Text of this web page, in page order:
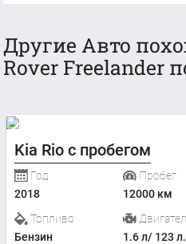
Другие Авто
Rover Freelander
Kia Rio с пробегом
Год
2018
Пробег
12000 км
Топливо
Бензин
1.6 л/ 123